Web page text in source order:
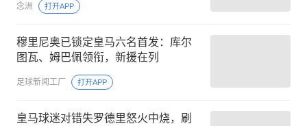
念洲 打开APP
穆里尼奥已锁定皇马六名首发：库尔
图瓦、姆巴佩领衔，新援在列
足球新闻工厂 打开APP
皇马球迷对错失罗德里怒火中烧，刷